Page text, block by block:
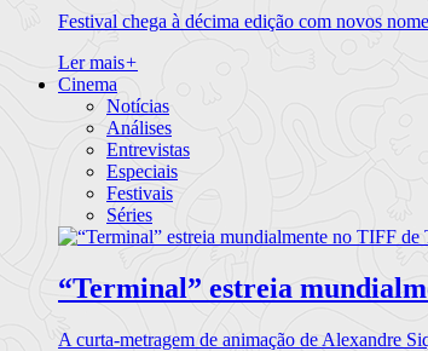
Festival chega à décima edição com novos
Ler mais+
Cinema
Notícias
Análises
Entrevistas
Especiais
Festivais
Séries
“Terminal” estreia
A curta-metragem de animação de Alexandre